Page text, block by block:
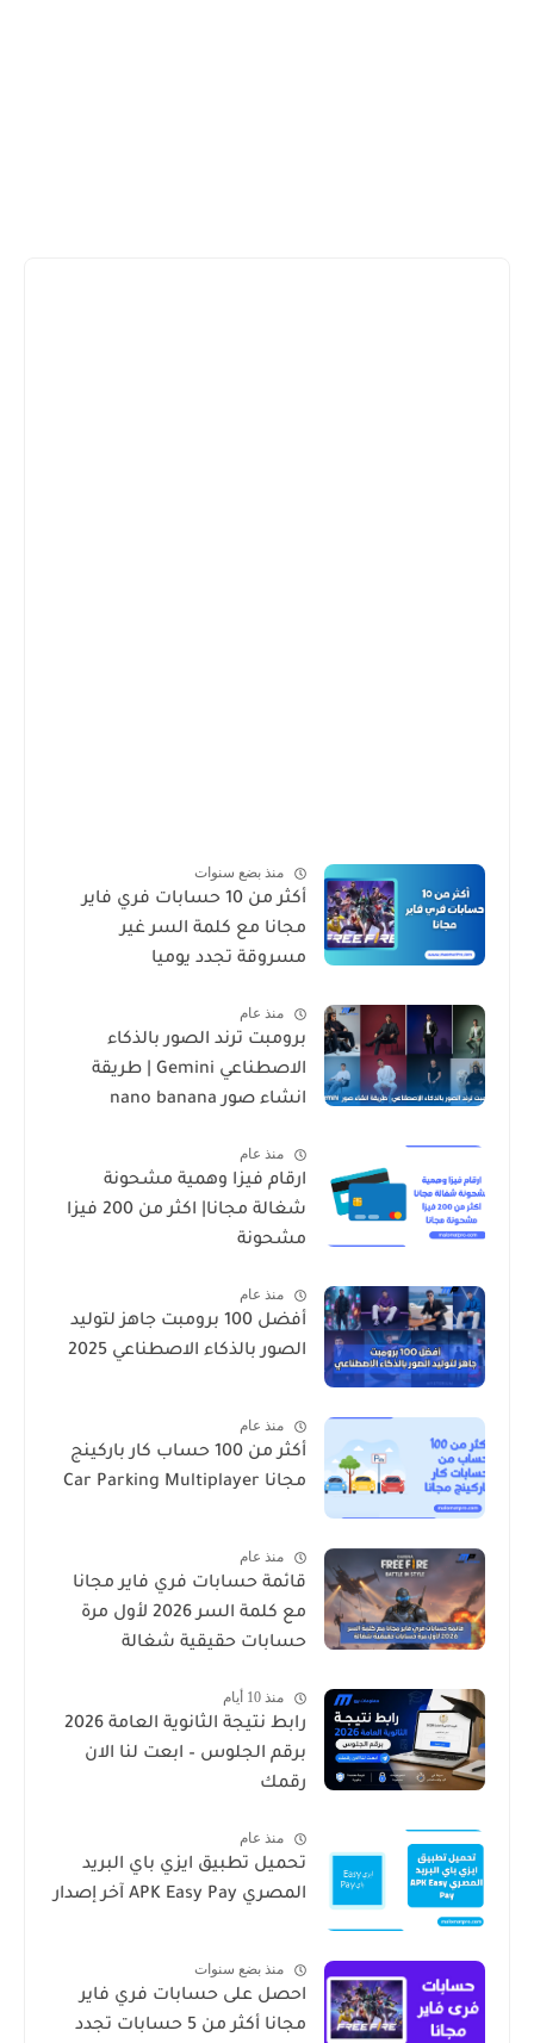
منذ بضع سنوات
أكثر من 10 حسابات فري فاير
مجانا مع كلمة السر غير
مسروقة تجدد يوميا
منذ عام
برومبت ترند الصور بالذكاء
الاصطناعي Gemini | طريقة
انشاء صور nano banana
منذ عام
ارقام فيزا وهمية مشحونة
شغالة مجانا| اكثر من 200 فيزا
مشحونة
منذ عام
أفضل 100 برومبت جاهز لتوليد
الصور بالذكاء الاصطناعي 2025
منذ عام
أكثر من 100 حساب كار باركينج
مجانا Car Parking Multiplayer
منذ عام
قائمة حسابات فري فاير مجانا
مع كلمة السر 2026 لأول مرة
حسابات حقيقية شغالة
منذ 10 أيام
رابط نتيجة الثانوية العامة 2026
برقم الجلوس – ابعت لنا الان
رقمك
منذ عام
تحميل تطبيق ايزي باي البريد
المصري APK Easy Pay آخر إصدار
منذ بضع سنوات
احصل على حسابات فري فاير
مجانا أكثر من 5 حسابات تجدد